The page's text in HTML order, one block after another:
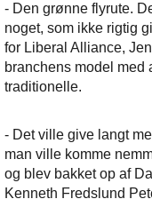
- Den grønne flyrute.
noget, som ikke rigtig
for Liberal Alliance,
branchens model
traditionelle.
- Det ville give langt
man ville komme
og blev bakket op af
Kenneth Fredslund